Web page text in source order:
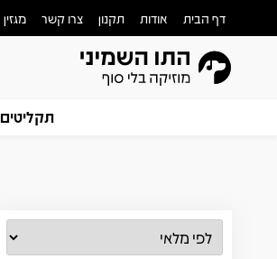
דף הבית אודות תקנון צרו קשר מגזין
תקליטים